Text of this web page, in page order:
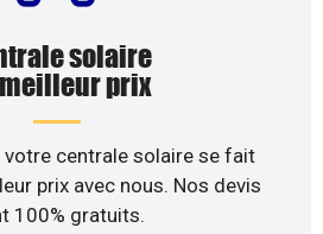
solaire
prix
votre centrale solaire se fait
prix avec nous. Nos devis
100% gratuits.